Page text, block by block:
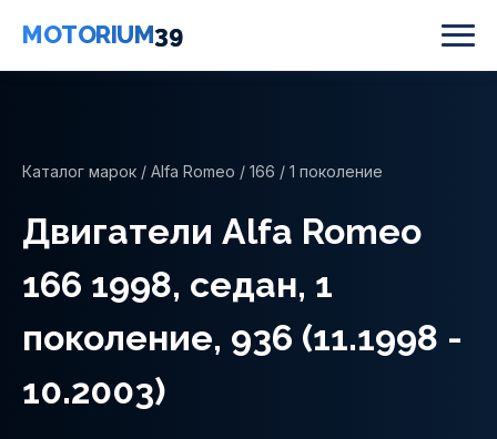
MOTORIUM39
Каталог марок / Alfa Romeo / 166 / 1 поколение
Двигатели Alfa Romeo
166 1998, седан, 1
поколение, 936 (11.1998 -
10.2003)